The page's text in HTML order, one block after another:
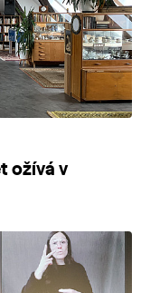
ožívá v